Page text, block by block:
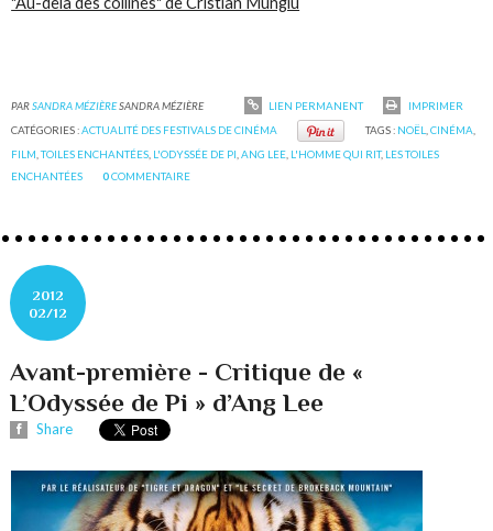
PARSANDRA MÉZIÈRESANDRA MÉZIÈRE LIEN PERMANENT
IMPRIMER
CATÉGORIES :ACTUALITÉ DES FESTIVALS DE CINÉMA TAGS : NOËL CINÉMA
FILM ,TOILES ENCHANTÉES L'ODYSSÉE DE PI ,ANG LEE L'HOMME QUI RIT, LES TOILES
ENCHANTÉES
0COMMENTAIRE
2012
02/12
Avant-première - Critique de «
L’Odyssée de Pi » d’Ang Lee
Share